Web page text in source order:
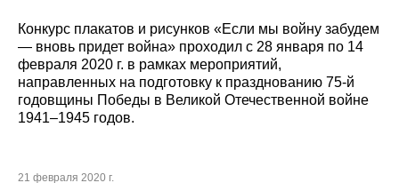
Конкурс плакатов и рисунков «Если мы войну забудем
— вновь придет война» проходил с 28 января по 14
февраля 2020 г. в рамках мероприятий,
направленных на подготовку к празднованию 75-й
годовщины Победы в Великой Отечественной войне
1941–1945 годов.
21 февраля 2020 г.